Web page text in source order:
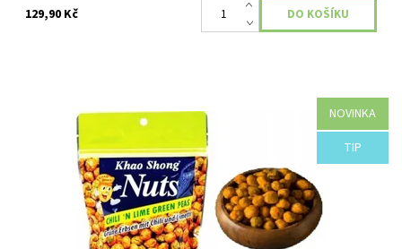
129,90 Kč
NOVINKA
TIP
Dostupnost: